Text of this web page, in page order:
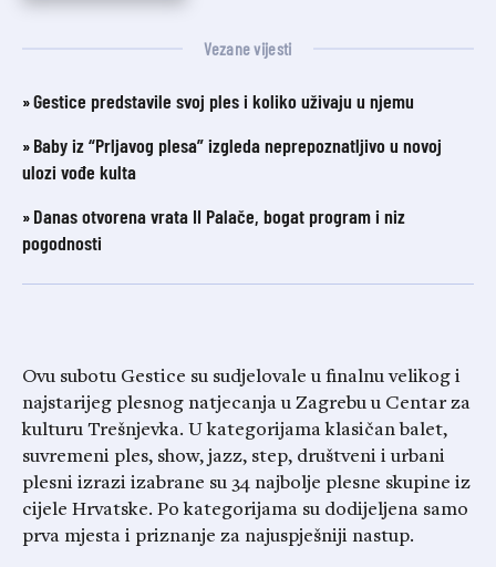
Vezane vijesti
Gestice predstavile svoj ples i koliko uživaju u njemu
Baby iz “Prljavog plesa” izgleda neprepoznatljivo u novoj
ulozi vođe kulta
Danas otvorena vrata II Palače, bogat program i niz
pogodnosti
Ovu subotu Gestice su sudjelovale u finalnu velikog i
najstarijeg plesnog natjecanja u Zagrebu u Centar za
kulturu Trešnjevka. U kategorijama klasičan balet,
suvremeni ples, show, jazz, step, društveni i urbani
plesni izrazi izabrane su 34 najbolje plesne skupine iz
cijele Hrvatske. Po kategorijama su dodijeljena samo
prva mjesta i priznanje za najuspješniji nastup.